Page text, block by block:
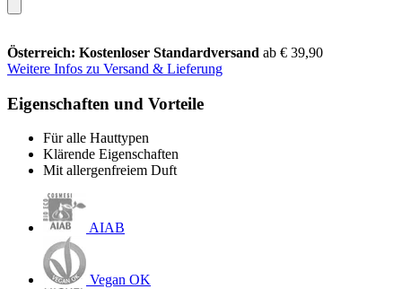
Österreich: Kostenloser Standardversand ab € 39,90
Weitere Infos zu Versand & Lieferung
Eigenschaften und Vorteile
Für alle Hauttypen
Klärende Eigenschaften
Mit allergenfreiem Duft
AIAB
Vegan OK